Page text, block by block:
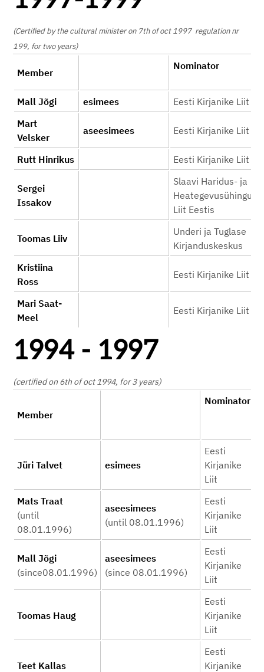
(Certified by the cultural minister on 7th of oct 1997 regulation nr
199, for two years)
Member
Nominator
Mall Jõgi esimees
Eesti Kirjanike Liit
Mart
Velsker
aseesimees Eesti Kirjanike Liit
Rutt Hinrikus Eesti Kirjanike Liit
Sergei
Issakov
Slaavi Haridus- ja
Heategevusühingute
Liit Eestis
Toomas Liiv
Underi ja Tuglase
Kirjanduskeskus
Kristiina
Ross
Eesti Kirjanike Liit
Mari Saat-
Meel
Eesti Kirjanike Liit
1994 - 1997
(certified on 6th of oct 1994, for 3 years)
Member
Nominator
Jüri Talvet esimees
Eesti
Kirjanike
Liit
Mats Traat
(until
08.01.1996)
aseesimees
(until 08.01.1996)
Eesti
Kirjanike
Liit
Mall Jõgi
(since08.01.1996)
aseesimees
(since 08.01.1996)
Eesti
Kirjanike
Liit
Toomas Haug
Eesti
Kirjanike
Liit
Teet Kallas
Eesti
Kirjanike